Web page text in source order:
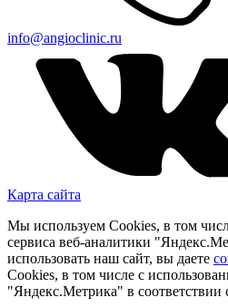
info@angioclinic.ru
Карта сайта
Мы используем Cookies, в том
сервиса веб-аналитики
использовать наш сайт, вы даете
Cookies, в том числе с
"Яндекс.Метрика" в соответствии